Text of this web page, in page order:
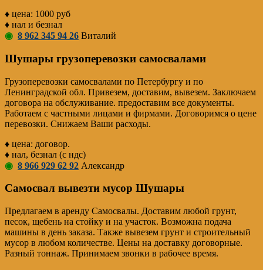
♦ цена: 1000 руб
♦ нал и безнал
◉ 8 962 345 94 26 Виталий
Шушары грузоперевозки самосвалами
Грузоперевозки самосвалами по Петербургу и по
Ленинградской обл. Привезем, доставим, вывезем. Заключаем
договора на обслуживание. предоставим все документы.
Работаем с частными лицами и фирмами. Договоримся о цене
перевозки. Снижаем Ваши расходы.
♦ цена: договор.
♦ нал, безнал (с ндс)
◉ 8 966 929 62 92 Александр
Самосвал вывезти мусор Шушары
Предлагаем в аренду Самосвалы. Доставим любой грунт,
песок, щебень на стойку и на участок. Возможна подача
машины в день заказа. Также вывезем грунт и строительный
мусор в любом количестве. Цены на доставку договорные.
Разный тоннаж. Принимаем звонки в рабочее время.